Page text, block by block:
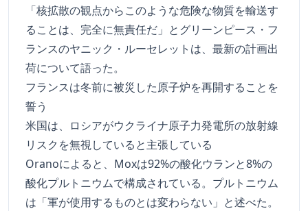
「核拡散の観点からこのような危険な物質を輸送す
ることは、完全に無責任だ」とグリーンピース・フ
ランスのヤニック・ルーセレットは、最新の計画出
荷について語った。
フランスは冬前に被災した原子炉を再開することを
誓う
米国は、ロシアがウクライナ原子力発電所の放射線
リスクを無視していると主張している
Oranoによると、Moxは92%の酸化ウランと8%の
酸化プルトニウムで構成されている。プルトニウム
は「軍が使用するものとは変わらない」と述べた。